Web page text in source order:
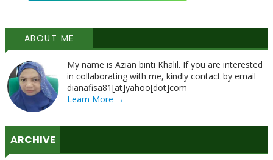
ABOUT ME
My name is Azian binti Khalil. If you are interested
in collaborating with me, kindly contact by email
dianafisa81[at]yahoo[dot]com
Learn More →
ARCHIVE